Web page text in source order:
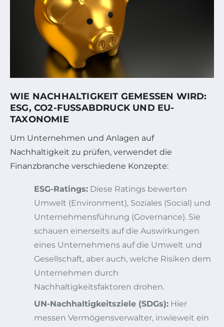
WIE NACHHALTIGKEIT GEMESSEN WIRD:
ESG, CO2-FUSSABDRUCK UND EU-T
AXONOMIE
Um Unternehmen und Anlagen auf
Nachhaltigkeit zu prüfen, verwendet die
Finanzbranche verschiedene Konzepte:
ESG-Ratings: Diese Ratings bewerten
Umwelt (Environment), Soziales (Social) und
Unternehmensführung (Governance). Sie
schauen einerseits auf die Auswirkungen
eines Unternehmens auf die Umwelt und
Gesellschaft, aber auch, welche Risiken dem
Unternehmen durch
Nachhaltigkeitsfaktoren drohen.
UN-Nachhaltigkeitsziele (SDGs): Hier
messen Vermögensverwalter, inwieweit ein